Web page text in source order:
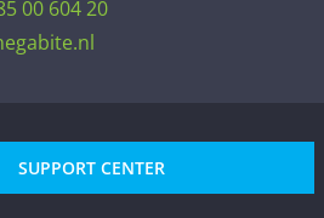
00 604 20
SUPPORT CENTER